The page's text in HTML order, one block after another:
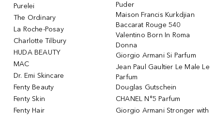
Purelei
The Ordinary
La Roche-Posay
Charlotte Tilbury
HUDA BEAUTY
MAC
Dr. Emi Skincare
Fenty Beauty
Fenty Skin
Fenty Hair
Puder
Maison Francis Kurkdjian
Baccarat Rouge 540
Valentino Born In Roma
Donna
Giorgio Armani Si Parfum
Jean Paul Gaultier Le Male Le
Parfum
Douglas Gutschein
CHANEL N°5 Parfum
Giorgio Armani Stronger with